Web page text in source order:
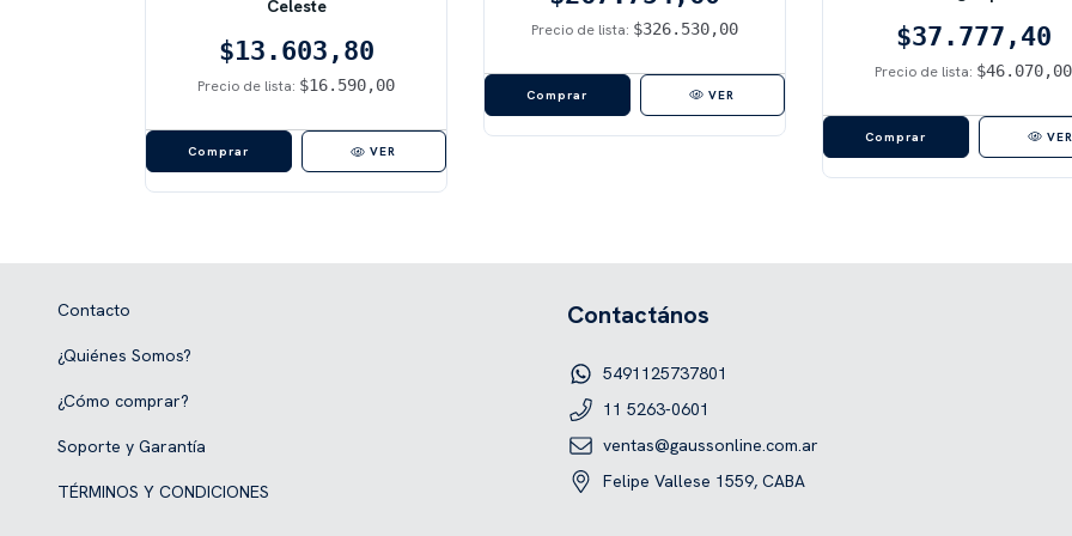
Celeste
$13.603,80
Precio de lista: $16.590,00
VER
Precio de lista: $326.530,00
VER
$37.777,40
Precio de lista: $46.070,00
VER
Contacto
¿Quiénes Somos?
¿Cómo comprar?
Soporte y Garantía
TÉRMINOS Y CONDICIONES
Contactános
5491125737801
11 5263-0601
ventas@gaussonline.com.ar
Felipe Vallese 1559, CABA